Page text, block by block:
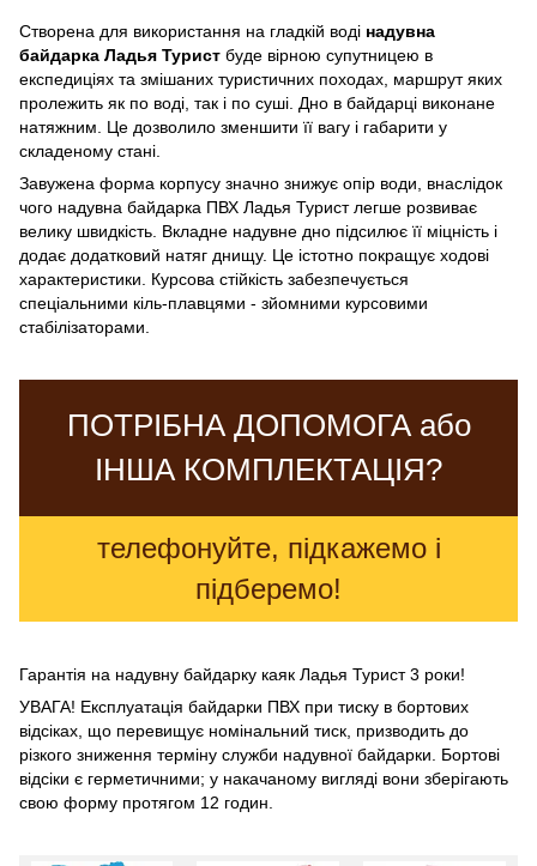
Створена для використання на гладкій воді надувна
байдарка Ладья Турист буде вірною супутницею в
експедиціях та змішаних туристичних походах, маршрут яких
пролежить як по воді, так і по суші. Дно в байдарці виконане
натяжним. Це дозволило зменшити її вагу і габарити у
складеному стані.
Завужена форма корпусу значно знижує опір води, внаслідок
чого надувна байдарка ПВХ Ладья Турист легше розвиває
велику швидкість. Вкладне надувне дно підсилює її міцність і
додає додатковий натяг днищу. Це істотно покращує ходові
характеристики. Курсова стійкість забезпечується
спеціальними кіль-плавцями - зйомними курсовими
стабілізаторами.
ПОТРІБНА ДОПОМОГА або
ІНША КОМПЛЕКТАЦІЯ?
телефонуйте, підкажемо і
підберемо!
Гарантія на надувну байдарку каяк Ладья Турист 3 роки!
УВАГА! Експлуатація байдарки ПВХ при тиску в бортових
відсіках, що перевищує номінальний тиск, призводить до
різкого зниження терміну служби надувної байдарки. Бортові
відсіки є герметичними; у накачаному вигляді вони зберігають
свою форму протягом 12 годин.